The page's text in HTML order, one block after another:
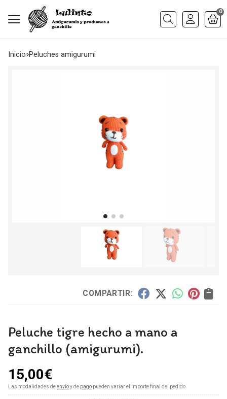
Buscar
0
Inicio peluches amigurumi
COMPARTIR:
Peluche tigre hecho a mano a
ganchillo (amigurumi).
15,00€
Las modalidades deenvíoy de pago pueden variar el importe final del pedido.